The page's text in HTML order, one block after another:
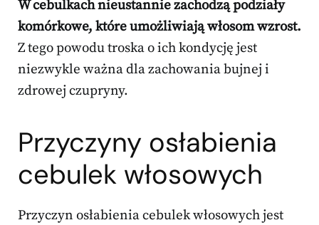
W cebulkach nieustannie zachodzą podziały
komórkowe, które umożliwiają włosom wzrost.
Z tego powodu troska o ich kondycję jest
niezwykle ważna dla zachowania bujnej i
zdrowej czupryny.
Przyczyny osłabienia
cebulek włosowych
Przyczyn osłabienia cebulek włosowych jest